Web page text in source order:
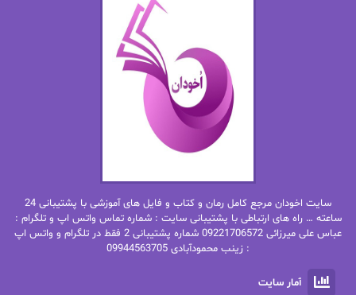
امیر فرهی
باران
بهار سلطانی
بهاره شیرازی
بهاره.م
بیتا فرخی
پاتریشیا ویلسون پرتو فرهمند
پرستو اسحقی
پرستو مهاجر
سایت اخودان مرجع کامل رمان و کتاب و فایل های آموزشی با پشتیبانی 24
ساعته … راه های ارتباطی با پشتیبانی سایت : شماره تماس واتس اپ و تلگرام :
عباس علی میرزائی 09221706572 شماره پشتیبانی 2 فقط در تلگرام و واتس اپ
: زینب محمودآبادی 09944563705
آمار سایت